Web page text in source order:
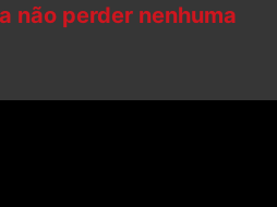
não perder nenhuma